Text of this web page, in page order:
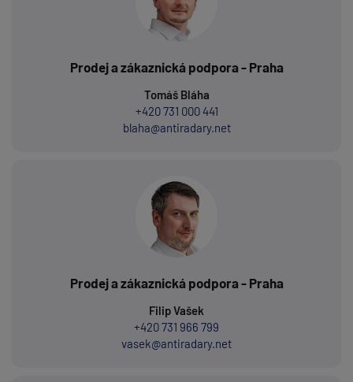
Prodej a zákaznická podpora - Praha
Tomáš Bláha
+420 731 000 441
blaha@antiradary.net
Prodej a zákaznická podpora - Praha
Filip Vašek
+420 731 966 799
vasek@antiradary.net